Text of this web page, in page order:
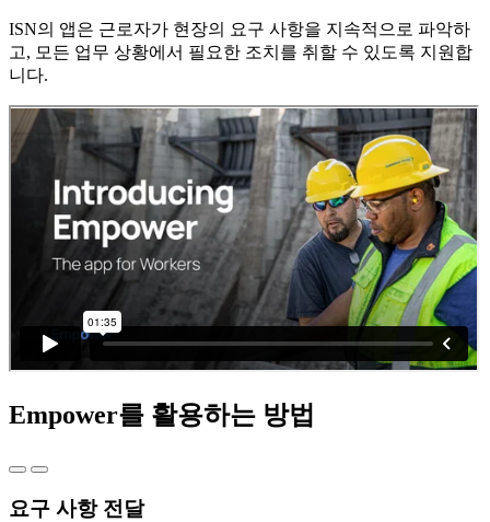
ISN의 앱은 근로자가 현장의 요구 사항을 지속적으로 파악하
고, 모든 업무 상황에서 필요한 조치를 취할 수 있도록 지원합
니다.
Empower를 활용하는 방법
요구 사항 전달